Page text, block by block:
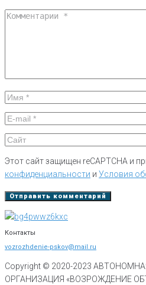
Этот сайт защищен reCAPTCHA и
конфиденциальности и Условия
Контакты
vozrozhdenie-pskov@mail.ru
Copyright © 2020-2023
ОРГАНИЗАЦИЯ «ВОЗРОЖДЕНИЕ